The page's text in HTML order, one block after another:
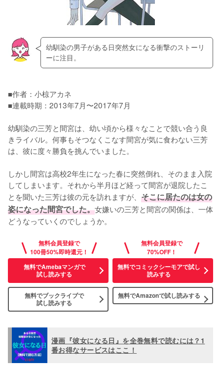
幼馴染の男子がある日突然女になる衝撃のストーリ
ーに注目。
■作者：小椋アカネ
■連載時期：2013年7月〜2017年7月
幼馴染の三芳と間宮は、幼い頃から様々なことで競い合う良
きライバル。何事もそつなくこなす間宮が気に食わない三芳
は、彼に度々勝負を挑んでいました。
しかし間宮は高校2年生になった春に突然倒れ、そのまま入院
してしまいます。それから半月ほど経って間宮が退院したこ
とを聞いた三芳は彼の元を訪れますが、 そこに居たのは女の
姿になった間宮でした。女嫌いの三芳と間宮の関係は、一体
どうなっていくのでしょうか。
無料会員登録で
100冊50%即時還元！
無料会員登録で
70%OFF！
無料でAmebaマンガで
試し読みする
無料でコミックシーモアで試し
読みする
無料でブックライブで
試し読みする
無料でAmazonで試し読みする
漫画『彼女になる日』を全巻無料で読むには？1
番お得なサービスはここ！